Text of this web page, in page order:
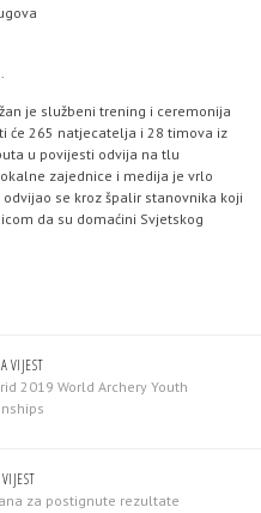
je službeni trening i ceremonija
će 265 natjecatelja i 28 timova iz
u povijesti odvija na tlu
zajednice i medija je vrlo
se kroz špalir stanovnika koji
da su domaćini Svjetskog
VIJEST
2019 World Archery Youth
za postignute rezultate